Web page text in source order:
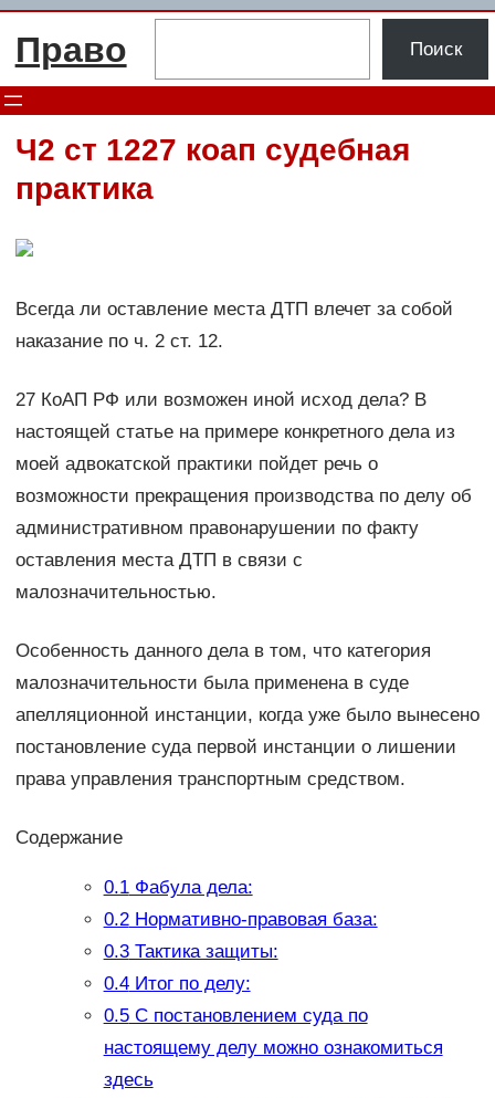
Перейти
Право Поиск
Ч2 ст 1227 коап судебная
практика
Всегда ли оставление места ДТП влечет за собой
наказание по ч. 2 ст. 12.
27 КоАП РФ или возможен иной исход дела? В
настоящей статье на примере конкретного дела из
моей адвокатской практики пойдет речь о
возможности прекращения производства по делу об
административном правонарушении по факту
оставления места ДТП в связи с
малозначительностью.
Особенность данного дела в том, что категория
малозначительности была применена в суде
апелляционной инстанции, когда уже было вынесено
постановление суда первой инстанции о лишении
права управления транспортным средством.
Содержание
0.1Фабула дела:
0.2Нормативно-правовая база:
0.3Тактика защиты:
0.4Итог по делу:
0.5С постановлением суда по
настоящему делу можно ознакомиться
здесь